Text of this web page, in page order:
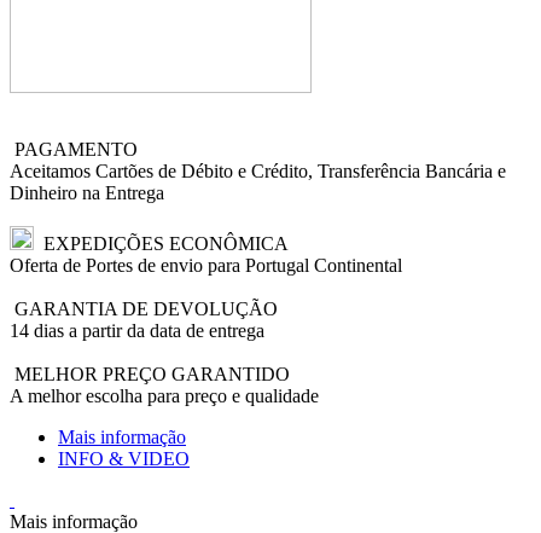
PAGAMENTO
Aceitamos Cartões de Débito e Crédito, Transferência Bancária e
Dinheiro na Entrega
EXPEDIÇÕES ECONÔMICA
Oferta de Portes de envio para Portugal Continental
GARANTIA DE DEVOLUÇÃO
14 dias a partir da data de entrega
MELHOR PREÇO GARANTIDO
A melhor escolha para preço e qualidade
Mais informação
INFO & VIDEO
Mais informação